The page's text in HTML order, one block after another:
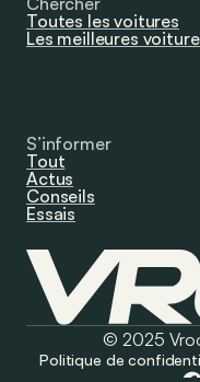
Toutes les voitures
Les meilleures
S’informer
Tout
Actus
Conseils
Essais
© 2025
Politique de